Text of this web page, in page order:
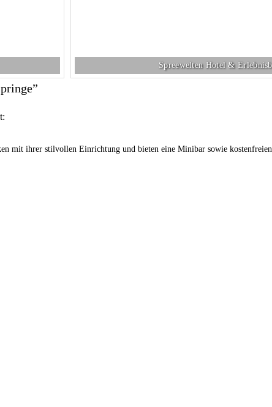
Spreewelten Hotel &
mit ihrer stilvollen Einrichtung und bieten eine Minibar sowie